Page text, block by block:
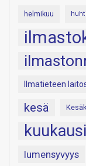
helmikuu
Ilmatieteen
kesä
lumensyvyys